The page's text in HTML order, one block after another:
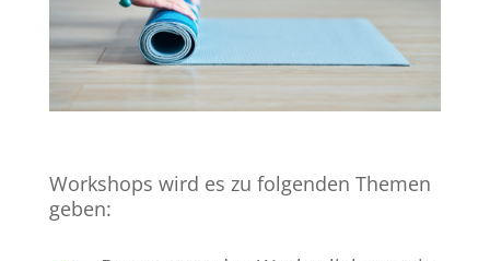
Workshops wird es zu folgenden Themen
geben: